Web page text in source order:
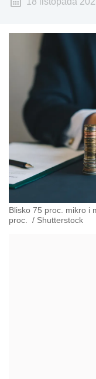
Blisko 75 proc. mikro i
proc.
/ Shutterstock